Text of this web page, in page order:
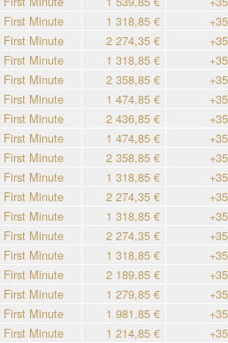
First Minute 1 318,85 €
First Minute 2 274,35 €
First Minute 1 318,85 €
First Minute 2 358,85 €
First Minute 1 474,85 €
First Minute 2 436,85 €
First Minute 1 474,85 €
First Minute 2 358,85 €
First Minute 1 318,85 €
First Minute 2 274,35 €
First Minute 1 318,85 €
First Minute 2 274,35 €
First Minute 1 318,85 €
First Minute 2 189,85 €
First Minute 1 279,85 €
First Minute 1 981,85 €
First Minute 1 214,85 €